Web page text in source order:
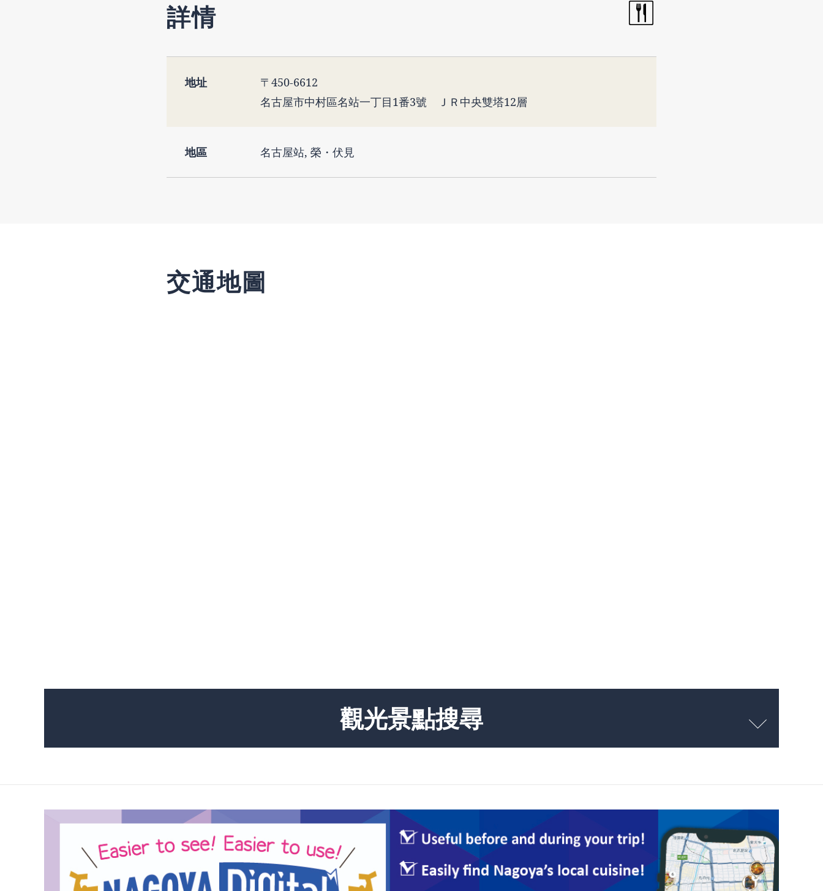
詳情
地址
〒450-6612
名古屋市中村區名站一丁目1番3號 ＪＲ中央雙塔12層
地區 名古屋站, 榮・伏見
交通地圖
觀光景點搜尋